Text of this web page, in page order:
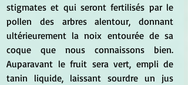
stigmates et qui seront fertilisés par le
pollen des arbres alentour, donnant
ultérieurement la noix entourée de sa
coque que nous connaissons bien.
Auparavant le fruit sera vert, empli de
tanin liquide, laissant sourdre un jus